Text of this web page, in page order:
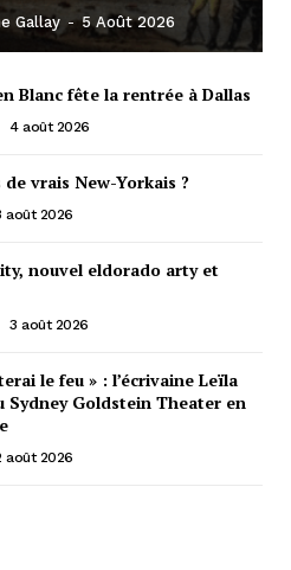
Gallay - 5 Août 2026
Blanc fête la rentrée à Dallas
4 août 2026
de vrais New-Yorkais ?
août 2026
nouvel eldorado arty et
3 août 2026
le feu » : l’écrivaine Leïla
Sydney Goldstein Theater en
août 2026